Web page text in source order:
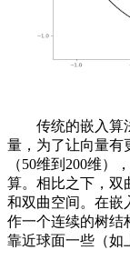
传统的嵌入算法
量，为了让向量有
（50维到200维）
算。相比之下，双
和双曲空间。在嵌
作一个连续的树结
靠近球面一些（如